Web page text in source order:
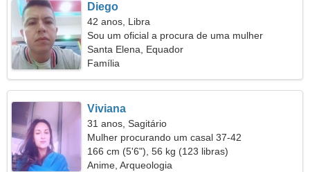
Diego
42 anos, Libra
Sou um oficial a procura de uma mulher
carinhosa
Santa Elena, Equador
Família
Viviana
31 anos, Sagitário
Mulher procurando um casal 37-42
166 cm (5'6"), 56 kg (123 libras)
Anime, Arqueologia